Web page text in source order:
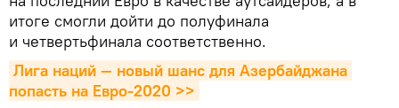
итоге смогли дойти до полуфинала
и четвертьфинала соответственно.
Лига наций — новый шанс для Азербайджана
попасть на Евро-2020 >>